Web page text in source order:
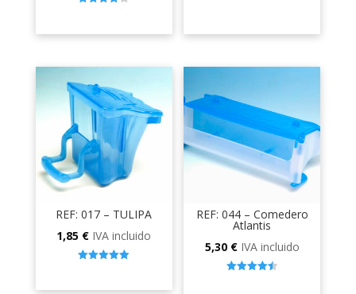
REF: 017 – TULIPA
1,85 € IVA incluido
REF: 044 – Comedero
Atlantis
5,30 € IVA incluido